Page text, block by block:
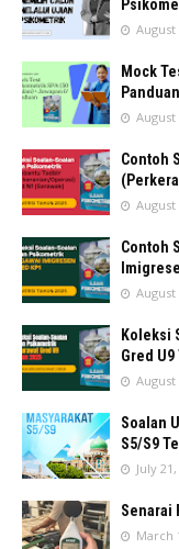
August
Mock
Panduan
August
Contoh
August
Contoh
August
Koleksi
Gred U9
August
Soalan
S5/S9
July
Senarai
March